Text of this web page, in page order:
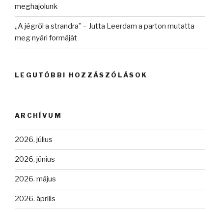
meghajolunk
„A jégről a strandra” – Jutta Leerdam a parton mutatta
meg nyári formáját
LEGUTÓBBI HOZZÁSZÓLÁSOK
ARCHÍVUM
2026. július
2026. június
2026. május
2026. április